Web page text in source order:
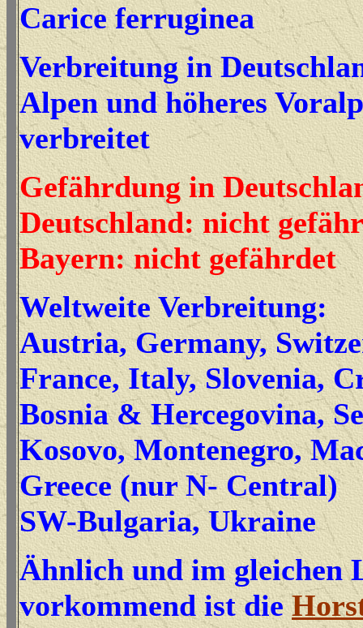
Carice ferruginea
Verbreitung in
Alpen und höheres
verbreitet
Gefährdung in
Deutschland: nicht
Bayern: nicht gefährdet
Weltweite Verbreitung:
Austria, Germany,
France, Italy, Slovenia,
Bosnia & Hercegovina,
Kosovo, Montenegro,
Greece (nur N- Central)
SW-Bulgaria, Ukraine
Ähnlich und im gleichen
vorkommend ist die